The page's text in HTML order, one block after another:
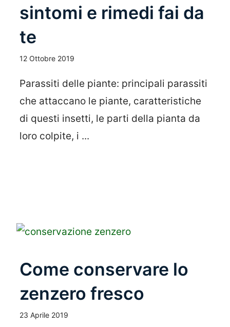
sintomi e rimedi fai da
te
12 Ottobre 2019
Parassiti delle piante: principali parassiti
che attaccano le piante, caratteristiche
di questi insetti, le parti della pianta da
loro colpite, i ...
Come conservare lo
zenzero fresco
23 Aprile 2019